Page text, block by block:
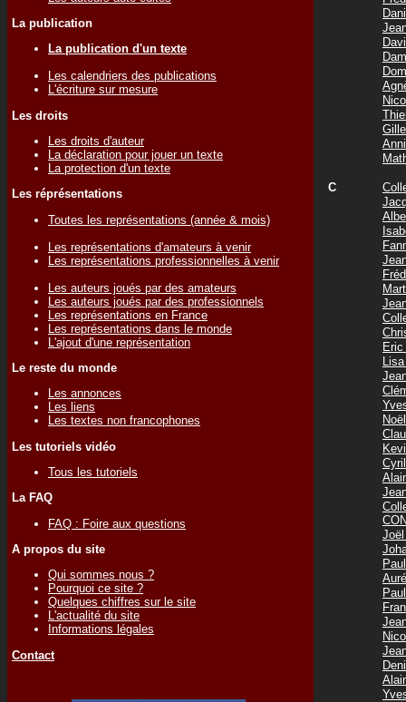
La publication
La publication d'un texte
Les calendriers des publications
L'écriture sur mesure
Les droits
Les droits d'auteur
La déclaration pour jouer un texte
La protection d'un texte
Les réprésentations
Toutes les représentations (année & mois)
Les représentations d'amateurs à venir
Les représentations professionnelles à venir
Les auteurs joués par des amateurs
Les auteurs joués par des professionnels
Les représentations en France
Les représentations dans le monde
L'ajout d'une représentation
Le reste du monde
Les annonces
Les liens
Les textes non francophones
Les tutoriels vidéo
Tous les tutoriels
La FAQ
FAQ : Foire aux questions
A propos du site
Qui sommes nous ?
Pourquoi ce site ?
Quelques chiffres sur le site
L'actualité du site
Informations légales
Contact
C